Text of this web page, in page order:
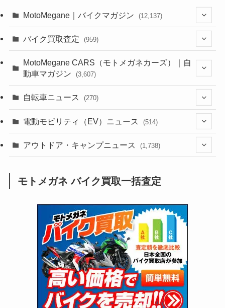
MotoMegane｜バイクマガジン (12,137)
(44)
(639)
(118)
(60)
(31)
(51)
(34)
(5)
(12)
(64)
(252)
(38)
(24)
(16)
(25)
(24)
(47)
(15)
(249)
(64)
(16)
(62)
(4)
(6)
(17)
(306)
(6,957)
(2,473)
(249)
(1,226)
(12)
(131)
(38)
(131)
(167)
(85)
(21)
(61)
(171)
(98)
(13)
(274)
(171) (47)
(66)
(16)
(141)
(255)
(204)
(1,142)
(166)
(23)
(33)
(34)
(35)
(415)
(16)
バイク買取査定 (959)
(352)
MotoMegane CARS（モトメガネカーズ）｜自
動車マガジン
(3,607)
(186)
(137)
(74)
(2,744)
(126)
(170)
自転車ニュース (270)
(54)
(211)
電動モビリティ（EV）ニュース (514)
(132)
(171)
(118)
(27)
アウトドア・キャンプニュース (1,738)
(1,605)
(147)
(13)
(19)
(12)
モトメガネ バイク買取一括査定